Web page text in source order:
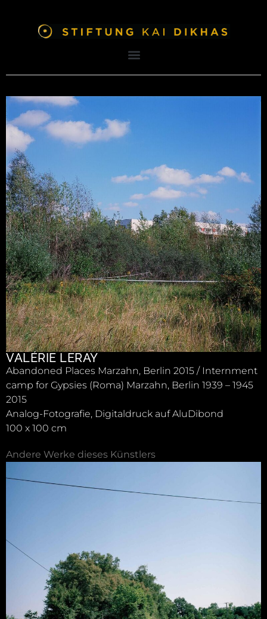
VALÉRIE LERAY
Abandoned Places Marzahn, Berlin 2015 / Internment
camp for Gypsies (Roma) Marzahn, Berlin 1939 – 1945
2015
Analog-Fotografie, Digitaldruck auf AluDibond
100 x 100 cm
Andere Werke dieses Künstlers